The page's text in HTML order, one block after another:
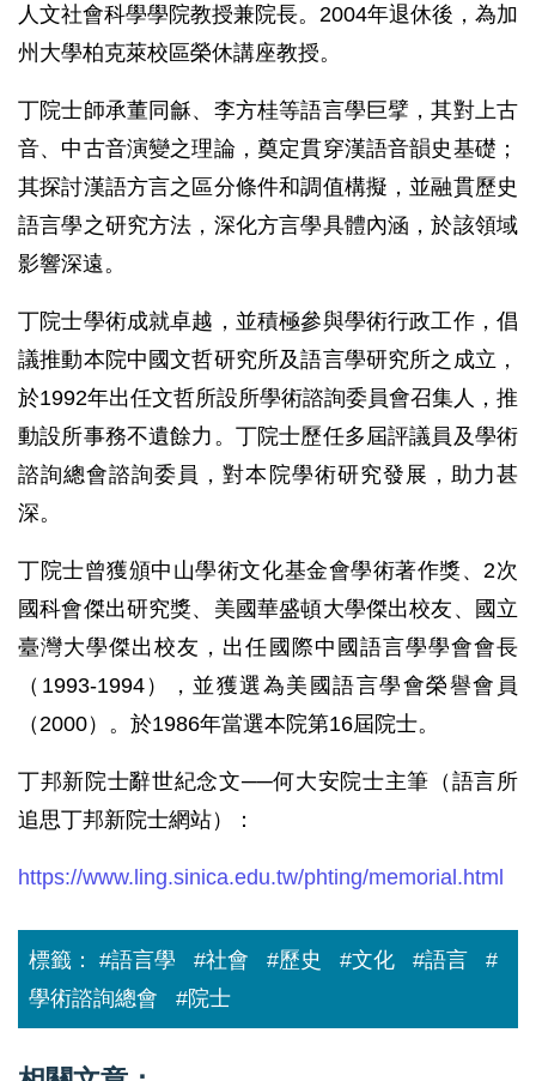
人文社會科學學院教授兼院長。2004年退休後，為加
州大學柏克萊校區榮休講座教授。
丁院士師承董同龢、李方桂等語言學巨擘，其對上古
音、中古音演變之理論，奠定貫穿漢語音韻史基礎；
其探討漢語方言之區分條件和調值構擬，並融貫歷史
語言學之研究方法，深化方言學具體內涵，於該領域
影響深遠。
丁院士學術成就卓越，並積極參與學術行政工作，倡
議推動本院中國文哲研究所及語言學研究所之成立，
於1992年出任文哲所設所學術諮詢委員會召集人，推
動設所事務不遺餘力。丁院士歷任多屆評議員及學術
諮詢總會諮詢委員，對本院學術研究發展，助力甚
深。
丁院士曾獲頒中山學術文化基金會學術著作獎、2次
國科會傑出研究獎、美國華盛頓大學傑出校友、國立
臺灣大學傑出校友，出任國際中國語言學學會會長
（1993-1994），並獲選為美國語言學會榮譽會員
（2000）。於1986年當選本院第16屆院士。
丁邦新院士辭世紀念文──何大安院士主筆（語言所
追思丁邦新院士網站）：
https://www.ling.sinica.edu.tw/phting/memorial.html
標籤： #語言學 #社會 #歷史 #文化 #語言
#
學術諮詢總會
#院士